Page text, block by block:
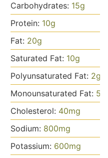
Carbohydrates: 15g
Protein: 10g
Fat: 20g
Saturated Fat: 10g
Polyunsaturated Fat: 2g
Monounsaturated Fat: 5
Cholesterol: 40mg
Sodium: 800mg
Potassium: 600mg